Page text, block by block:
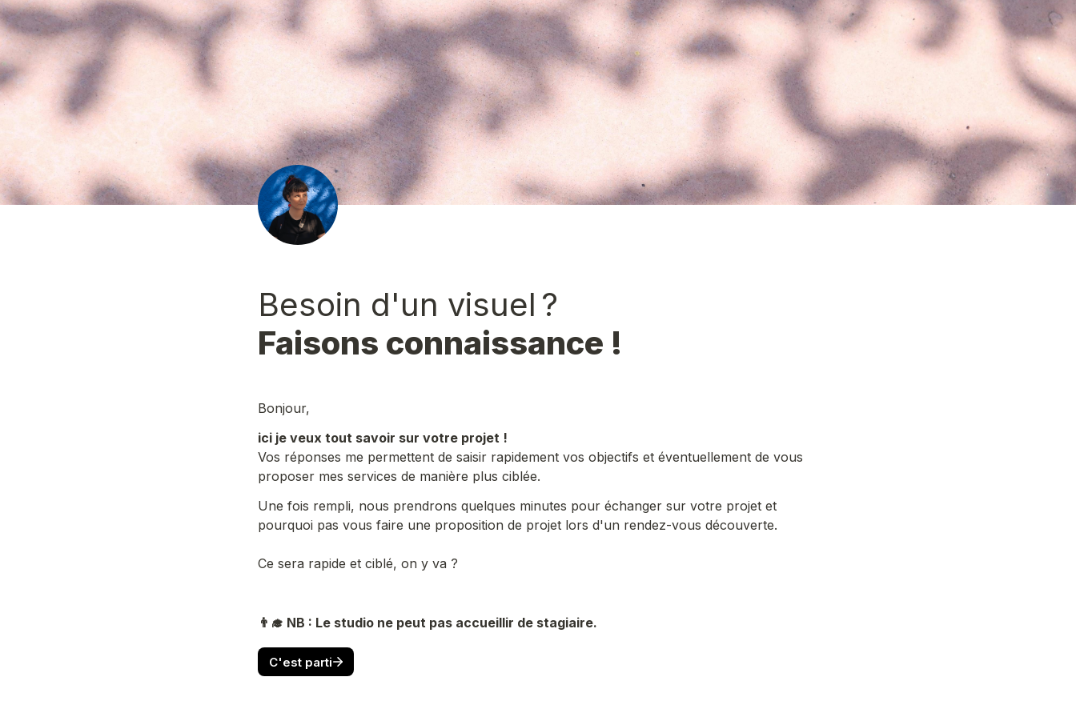
Besoin d'un visuel ?
Faisons connaissance !
Bonjour,
ici je veux tout savoir sur votre projet !
Vos réponses me permettent de saisir rapidement vos objectifs et éventuellement de vous
proposer mes services de manière plus ciblée.
Une fois rempli, nous prendrons quelques minutes pour échanger sur votre projet et
pourquoi pas vous faire une proposition de projet lors d'un rendez-vous découverte.
Ce sera rapide et ciblé, on y va ?
👨‍🎓 NB : Le studio ne peut pas accueillir de stagiaire.
C'est parti